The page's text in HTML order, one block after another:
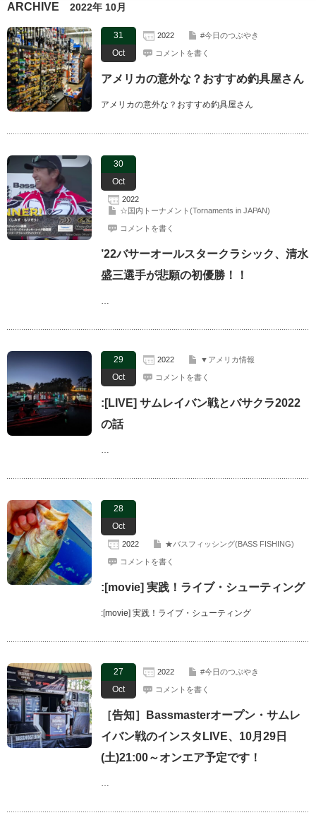
ARCHIVE 2022年 10月
31
Oct
2022 #今日のつぶやき
コメントを書く
アメリカの意外な？おすすめ釣具屋さん
アメリカの意外な？おすすめ釣具屋さん
30
Oct
2022
☆国内トーナメント(Tornaments in JAPAN)
コメントを書く
’22バサーオールスタークラシック、清水
盛三選手が悲願の初優勝！！
…
29
Oct
2022 ▼アメリカ情報
コメントを書く
:[LIVE] サムレイバン戦とバサクラ2022
の話
…
28
Oct
2022 ★バスフィッシング(BASS FISHING)
コメントを書く
:[movie] 実践！ライブ・シューティング
:[movie] 実践！ライブ・シューティング
27
Oct
2022 #今日のつぶやき
コメントを書く
［告知］Bassmasterオープン・サムレ
イバン戦のインスタLIVE、10月29日
(土)21:00～オンエア予定です！
…